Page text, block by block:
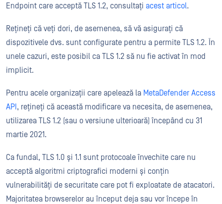
Endpoint care acceptă TLS 1.2, consultați acest articol.
Rețineți că veți dori, de asemenea, să vă asigurați că
dispozitivele dvs. sunt configurate pentru a permite TLS 1.2. În
unele cazuri, este posibil ca TLS 1.2 să nu fie activat în mod
implicit.
Pentru acele organizații care apelează la MetaDefender Access
API , rețineți că această modificare va necesita, de asemenea,
utilizarea TLS 1.2 (sau o versiune ulterioară) începând cu 31
martie 2021.
Ca fundal, TLS 1.0 și 1.1 sunt protocoale învechite care nu
acceptă algoritmi criptografici moderni și conțin
vulnerabilități de securitate care pot fi exploatate de atacatori.
Majoritatea browserelor au început deja sau vor începe în